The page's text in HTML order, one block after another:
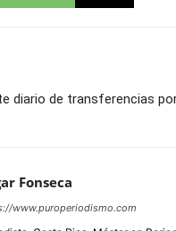
diario de transferencias
Fonseca
www.puroperiodismo.com